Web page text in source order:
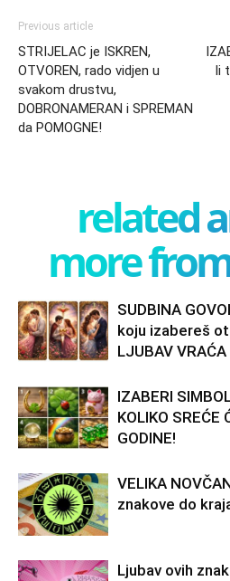
Previous article
STRIJELAC je ISKREN,
OTVOREN, rado vidjen u
svakom drustvu,
DOBRONAMERAN i SPREMAN
da POMOGNE!
li
related
more
SUDBINA
koju izabereš
LJUBAV
IZABERI
KOLIKO SREĆE
GODINE!
VELIKA
znakove do
Ljubav ovih